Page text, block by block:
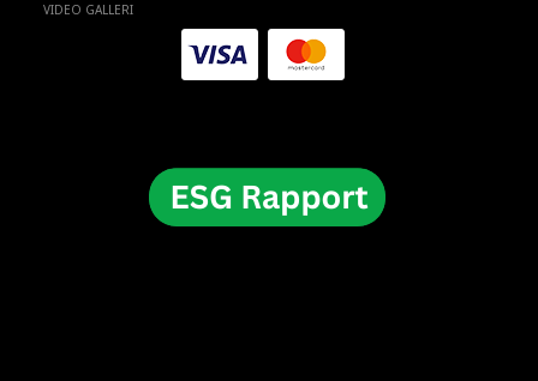
VIDEO GALLERI